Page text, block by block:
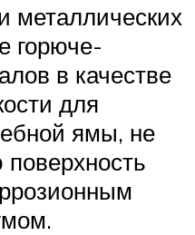
металлических
горюче-
в качестве
для
ямы, не